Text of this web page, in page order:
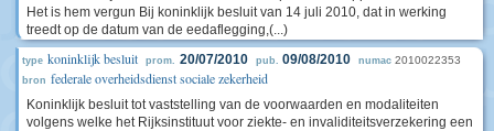
Het is hem vergun Bij koninklijk besluit van 14 juli 2010, dat in werking
treedt op de datum van de eedaflegging,(...)
type koninklijk besluit prom. 20/07/2010 pub. 09/08/2010 numac 2010022353
bron federale overheidsdienst sociale zekerheid
Koninklijk besluit tot vaststelling van de voorwaarden en modaliteiten
volgens welke het Rijksinstituut voor ziekte- en invaliditeitsverzekering een